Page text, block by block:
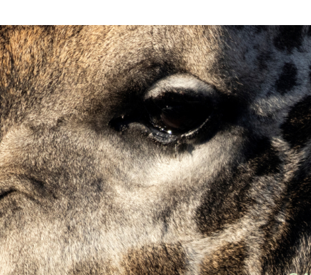
Россия
Мир
Команда
Дневник